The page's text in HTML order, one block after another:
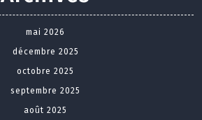
mai 2026
décembre 2025
octobre 2025
septembre 2025
août 2025